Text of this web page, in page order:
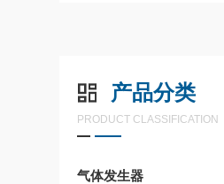
产品分类
PRODUCT CLASSIFICATION
气体发生器